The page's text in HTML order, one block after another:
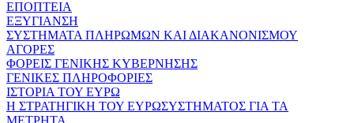
ΕΠΟΠΤΕΙΑ
ΕΞΥΓΙΑΝΣΗ
ΣΥΣΤΗΜΑΤΑ ΠΛΗΡΩΜΩΝ ΚΑΙ ΔΙΑΚΑΝΟΝΙΣΜΟΥ
ΑΓΟΡΕΣ
ΦΟΡΕΙΣ ΓΕΝΙΚΗΣ ΚΥΒΕΡΝΗΣΗΣ
ΓΕΝΙΚΕΣ ΠΛΗΡΟΦΟΡΙΕΣ
ΙΣΤΟΡΙΑ ΤΟΥ ΕΥΡΩ
Η ΣΤΡΑΤΗΓΙΚΗ ΤΟΥ ΕΥΡΩΣΥΣΤΗΜΑΤΟΣ ΓΙΑ ΤΑ
ΜΕΤΡΗΤΑ